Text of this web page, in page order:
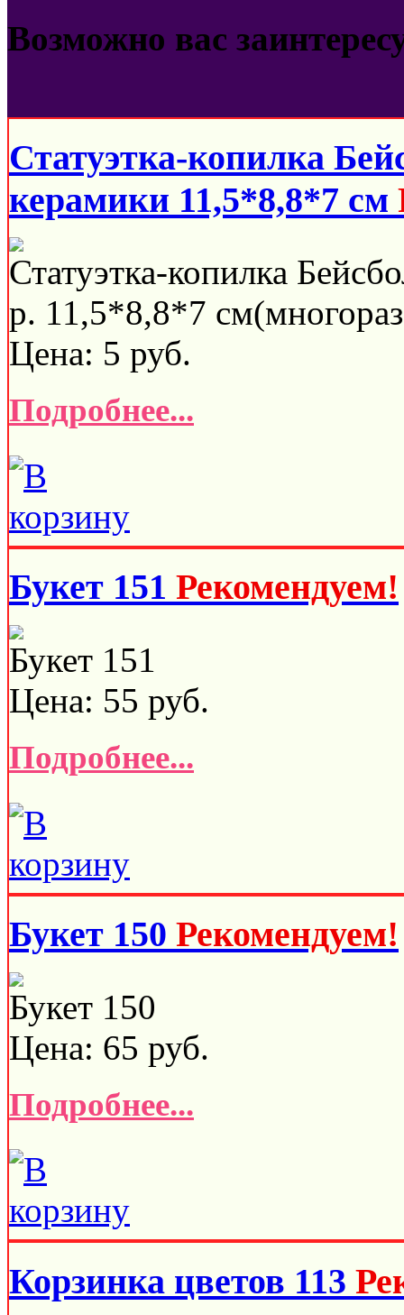
Возможно вас
Статуэтка-копилка
керамики 11,5*8,8*7 см
Статуэтка-копилка
р. 11,5*8,8*7
Цена: 5 руб.
Подробнее...
Букет 151 Рекомендуем!
Букет 151
Цена: 55 руб.
Подробнее...
Букет 150 Рекомендуем!
Букет 150
Цена: 65 руб.
Подробнее...
Корзинка цветов 113